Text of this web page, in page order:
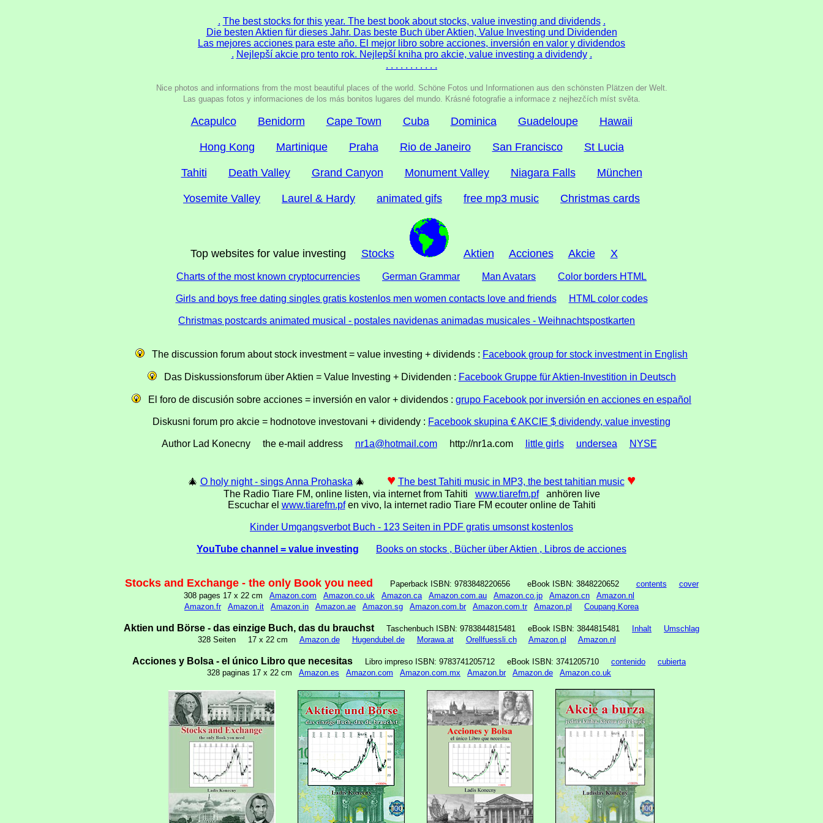
. The best stocks for this year. The best book about stocks, value investing and dividends .
Die besten Aktien für dieses Jahr. Das beste Buch über Aktien, Value Investing und Dividenden
Las mejores acciones para este año. El mejor libro sobre acciones, inversión en valor y dividendos
. Nejlepší akcie pro tento rok. Nejlepší kniha pro akcie, value investing a dividendy .
. . . . . . . . . . .
Nice photos and informations from the most beautiful places of the world. Schöne Fotos und Informationen aus den schönsten Plätzen der Welt.
Las guapas fotos y informaciones de los más bonitos lugares del mundo. Krásné fotografie a informace z nejhezčích míst světa.
Acapulco Benidorm Cape Town Cuba Dominica Guadeloupe Hawaii
Hong Kong Martinique Praha Rio de Janeiro San Francisco St Lucia
Tahiti Death Valley Grand Canyon Monument Valley Niagara Falls München
Yosemite Valley Laurel & Hardy animated gifs free mp3 music Christmas cards
Top websites for value investing Stocks Aktien Acciones Akcie X
Charts of the most known cryptocurrencies German Grammar Man Avatars Color borders HTML
Girls and boys free dating singles gratis kostenlos men women contacts love and friends HTML color codes
Christmas postcards animated musical - postales navidenas animadas musicales - Weihnachtspostkarten
The discussion forum about stock investment = value investing + dividends : Facebook group for stock investment in English
Das Diskussionsforum über Aktien = Value Investing + Dividenden : Facebook Gruppe für Aktien-Investition in Deutsch
El foro de discusión sobre acciones = inversión en valor + dividendos : grupo Facebook por inversión en acciones en español
Diskusni forum pro akcie = hodnotove investovani + dividendy : Facebook skupina € AKCIE $ dividendy, value investing
Author Lad Konecny the e-mail address nr1a@hotmail.comhttp://nr1a.com little girls undersea NYSE
🎄 O holy night - sings Anna Prohaska 🎄 ♥ The best Tahiti music in MP3, the best tahitian music ♥
The Radio Tiare FM, online listen, via internet from Tahiti www.tiarefm.pfanhören live
Escuchar el www.tiarefm.pfen vivo, la internet radio Tiare FM ecouter online de Tahiti
Kinder Umgangsverbot Buch - 123 Seiten in PDF gratis umsonst kostenlos
YouTube channel = value investing Books on stocks , Bücher über Aktien , Libros de acciones
Stocks and Exchange - the only Book you need Paperback ISBN: 9783848220656 eBook ISBN: 3848220652 contents
cover
308 pages 17 x 22 cm Amazon.com Amazon.co.uk Amazon.ca Amazon.com.au Amazon.co.jp Amazon.cn
Amazon.nl
Amazon.fr
Amazon.it Amazon.in Amazon.ae Amazon.sg Amazon.com.br Amazon.com.tr Amazon.pl Coupang Korea
Aktien und Börse - das einzige Buch, das du brauchst Taschenbuch ISBN: 9783844815481 eBook ISBN: 3844815481 Inhalt
Umschlag
328 Seiten 17 x 22 cm Amazon.de Hugendubel.de Morawa.at Orellfuessli.ch Amazon.pl Amazon.nl
Acciones y Bolsa - el único Libro que necesitas Libro impreso ISBN: 9783741205712 eBook ISBN: 3741205710 contenido
cubierta
328 paginas 17 x 22 cm Amazon.es Amazon.com Amazon.com.mx Amazon.br Amazon.de Amazon.co.uk